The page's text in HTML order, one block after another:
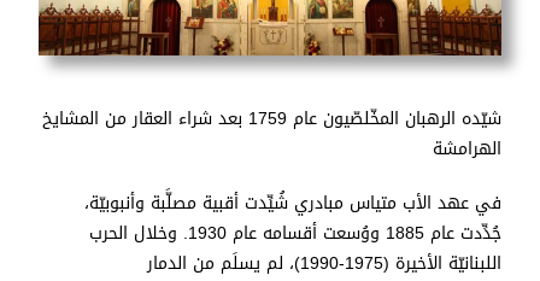
شيّده الرهبان المخّلصّيون عام 1759 بعد شراء العقار من المشايخ
الهرامشة
في عهد الأب متياس مبادري شُيِّدت أقبية مصلَّبة وأنبوبيّة،
جُدِّدت عام 1885 ووُسعت أقسامه عام 1930. وخلال الحرب
اللبنانيّة الأخيرة (1975-1990)، لم يسلَم من الدمار